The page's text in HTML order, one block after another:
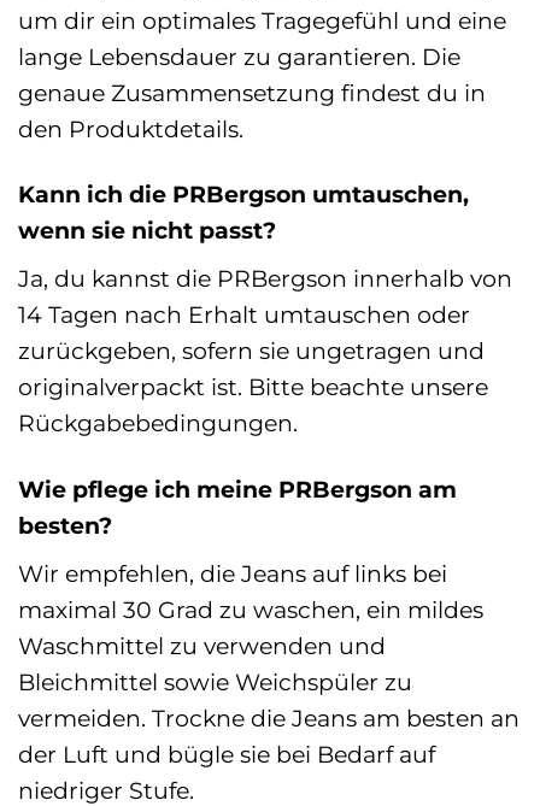
um dir ein optimales Tragegefühl und eine
lange Lebensdauer zu garantieren. Die
genaue Zusammensetzung findest du in
den Produktdetails.
Kann ich die PRBergson umtauschen,
wenn sie nicht passt?
Ja, du kannst die PRBergson innerhalb von
14 Tagen nach Erhalt umtauschen oder
zurückgeben, sofern sie ungetragen und
originalverpackt ist. Bitte beachte unsere
Rückgabebedingungen.
Wie pflege ich meine PRBergson am
besten?
Wir empfehlen, die Jeans auf links bei
maximal 30 Grad zu waschen, ein mildes
Waschmittel zu verwenden und
Bleichmittel sowie Weichspüler zu
vermeiden. Trockne die Jeans am besten an
der Luft und bügle sie bei Bedarf auf
niedriger Stufe.